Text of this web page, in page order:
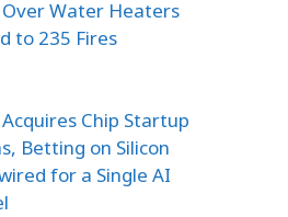
Over Water Heaters
to 235 Fires
Chip Startup
Betting on Silicon
for a Single AI